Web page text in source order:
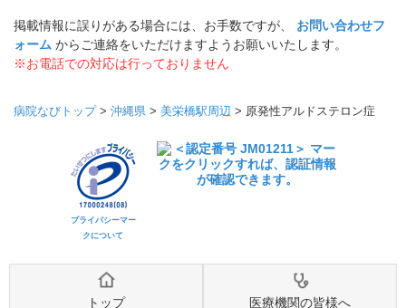
掲載情報に誤りがある場合には、お手数ですが、 お問い合わせフ
ォーム からご連絡をいただけますようお願いいたします。
※お電話での対応は行っておりません
病院なびトップ> 沖縄県 > 美栄橋駅周辺 > 原発性アルドステロン症
プライバシーマー
クについて
トップ 医療機関の皆様へ